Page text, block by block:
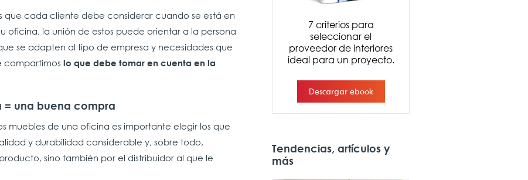
que cada cliente debe considerar cuando se está en
oficina, la unión de estos puede orientar a la persona
se adapten al tipo de empresa y necesidades que
compartimos lo que debe tomar en cuenta en la
= una buena compra
muebles de una oficina es importante elegir los que
y durabilidad considerable y, sobre todo,
sino también por el distribuidor al que le
Tendencias, artículos y
más